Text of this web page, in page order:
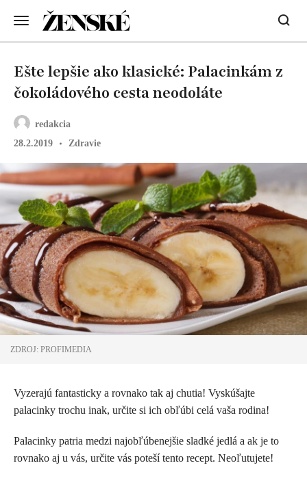
redakcia
28.2.2019
Zdravie
Ešte lepšie ako klasické: Palacinkám z
čokoládového cesta neodoláte
ZDROJ: PROFIMEDIA
Vyzerajú fantasticky a rovnako tak aj chutia! Vyskúšajte
palacinky trochu inak, určite si ich obľúbi celá vaša rodina!
Palacinky patria medzi najobľúbenejšie sladké jedlá a ak je to
rovnako aj u vás, určite vás poteší tento recept. Neoľutujete!